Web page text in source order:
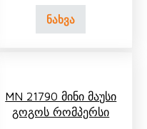
ნახვა
MN 21790 Მინი Მაუსი
Გოგოს Რომპერსი